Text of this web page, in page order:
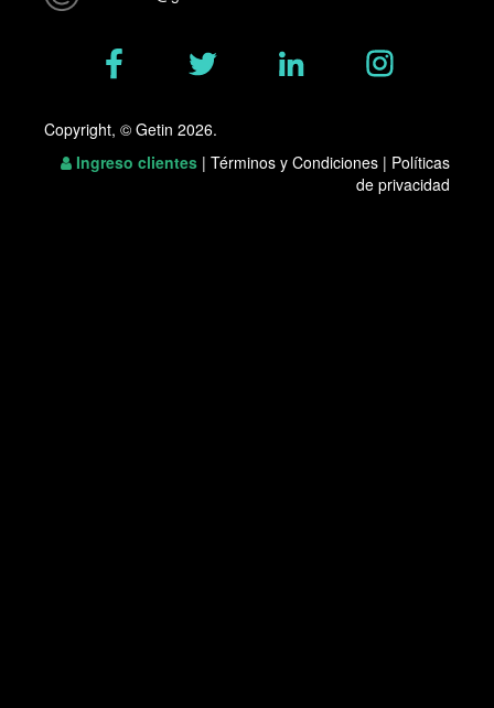
Copyright, © Getin 2026.
Ingreso clientes | Términos y Condiciones | Políticas
de privacidad